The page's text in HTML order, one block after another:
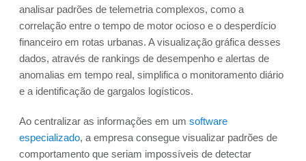
analisar padrões de telemetria complexos, como a
correlação entre o tempo de motor ocioso e o desperdício
financeiro em rotas urbanas. A visualização gráfica desses
dados, através de rankings de desempenho e alertas de
anomalias em tempo real, simplifica o monitoramento diário
e a identificação de gargalos logísticos.
Ao centralizar as informações em um software
especializado, a empresa consegue visualizar padrões de
comportamento que seriam impossíveis de detectar